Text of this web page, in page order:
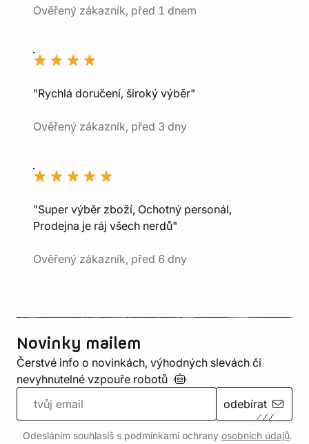
Ověřený zákazník, před 1 dnem
"Rychlá doručení, široký výběr"
Ověřený zákazník, před 3 dny
"Super výběr zboží, Ochotný personál,
Prodejna je ráj všech nerdů"
Ověřený zákazník, před 6 dny
Novinky mailem
Čerstvé info o novinkách, výhodných slevách či
nevyhnutelné vzpouře robotů
odebírat
Odesláním souhlasíš s podmínkami ochrany osobních údajů.